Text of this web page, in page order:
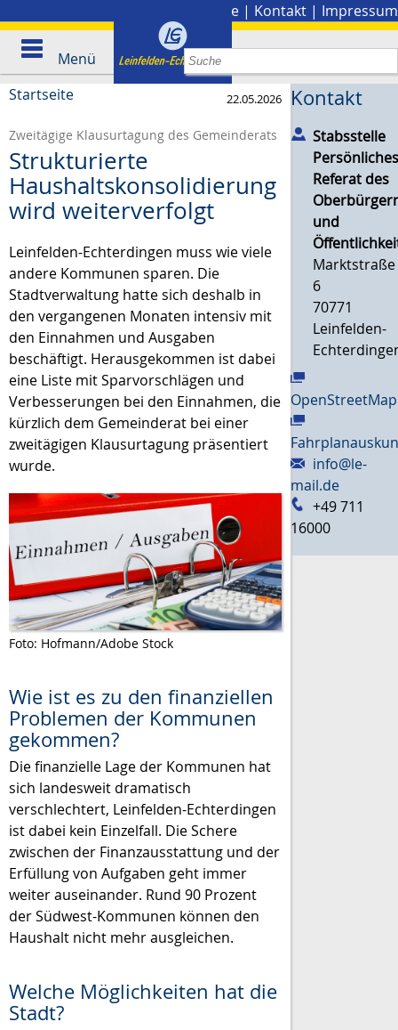
Presse | Kontakt | Impressum
Menü
Startseite
Zweitägige Klausurtagung des Gemeinderats
Strukturierte
Haushaltskonsolidierung
wird weiterverfolgt
Leinfelden-Echterdingen muss wie viele
andere Kommunen sparen. Die
Stadtverwaltung hatte sich deshalb in
den vergangenen Monaten intensiv mit
den Einnahmen und Ausgaben
beschäftigt. Herausgekommen ist dabei
eine Liste mit Sparvorschlägen und
Verbesserungen bei den Einnahmen, die
kürzlich dem Gemeinderat bei einer
zweitägigen Klausurtagung präsentiert
wurde.
Foto: Hofmann/Adobe Stock
Wie ist es zu den finanziellen
Problemen der Kommunen
gekommen?
Die finanzielle Lage der Kommunen hat
sich landesweit dramatisch
verschlechtert, Leinfelden-Echterdingen
ist dabei kein Einzelfall. Die Schere
zwischen der Finanzausstattung und der
Erfüllung von Aufgaben geht immer
weiter auseinander. Rund 90 Prozent
der Südwest-Kommunen können den
Haushalt nicht mehr ausgleichen.
Welche Möglichkeiten hat die
Stadt?
22.05.2026 Kontakt
Stabsstelle
Referat des
und
Marktstraße
6
70771
Leinfelden-
OpenStreetMap
info@le-
mail.de
+49 711
16000